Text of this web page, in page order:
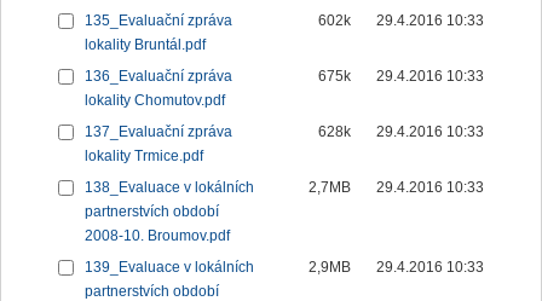
135_Evaluační zpráva
lokality Bruntál.pdf
602k 29.4.2016 10:33
136_Evaluační zpráva
lokality Chomutov.pdf
675k 29.4.2016 10:33
137_Evaluační zpráva
lokality Trmice.pdf
628k 29.4.2016 10:33
138_Evaluace v lokálních
partnerstvích období
2008-10. Broumov.pdf
2,7MB 29.4.2016 10:33
139_Evaluace v lokálních
partnerstvích období
2,9MB 29.4.2016 10:33